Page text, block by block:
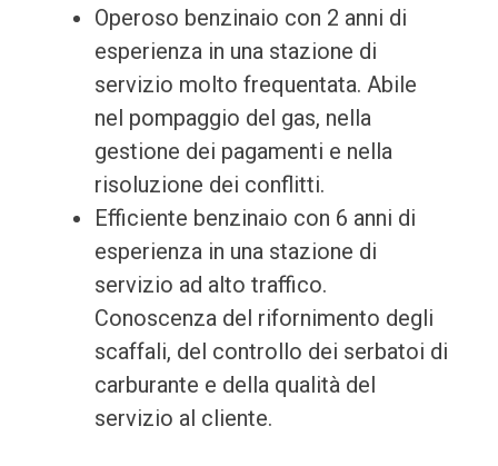
Operoso benzinaio con 2 anni di
esperienza in una stazione di
servizio molto frequentata. Abile
nel pompaggio del gas, nella
gestione dei pagamenti e nella
risoluzione dei conflitti.
Efficiente benzinaio con 6 anni di
esperienza in una stazione di
servizio ad alto traffico.
Conoscenza del rifornimento degli
scaffali, del controllo dei serbatoi di
carburante e della qualità del
servizio al cliente.